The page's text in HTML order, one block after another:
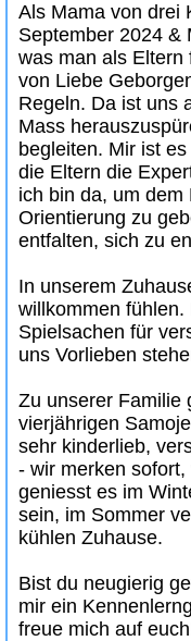
Als Mama von drei
September 2024 &
was man als Eltern
von Liebe
Regeln. Da ist uns
Mass
begleiten. Mir ist
die Eltern die
ich bin da, um dem
Orientierung zu
entfalten, sich zu
In unserem
willkommen
Spielsachen für
uns Vorlieben
Zu unserer Familie
vierjährigen
sehr kinderlieb,
- wir merken
geniesst es im
sein, im Sommer
kühlen Zuhause.
Bist du neugierig
mir ein
freue mich auf